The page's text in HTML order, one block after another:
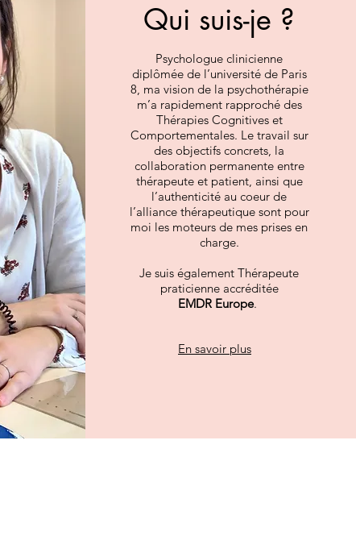
Qui suis-je ?
Psychologue clinicienne
diplômée de l’université de Paris
8, ma vision de la psychothérapie
m’a rapidement rapproché des
Thérapies Cognitives et
Comportementales. Le travail sur
des objectifs concrets, la
collaboration permanente entre
thérapeute et patient, ainsi que
l’authenticité au coeur de
l’alliance thérapeutique sont pour
moi les moteurs de mes prises en
charge.
Je suis également Thérapeute
praticienne accréditée
EMDR Europe.
En savoir plus